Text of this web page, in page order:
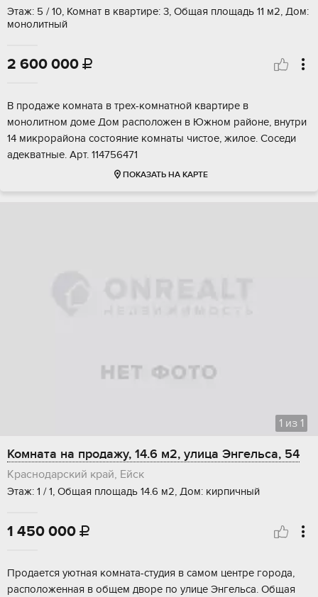
Этаж: 5 / 10, Комнат в квартире: 3, Общая площадь 11 м2, Дом:
монолитный
2 600 000 
В продаже комната в трех-комнатной квартире в
монолитном доме Дом расположен в Южном районе, внутри
14 микрорайона состояние комнаты чистое, жилое. Соседи
адекватные. Арт. 114756471
ПОКАЗАТЬ НА КАРТЕ
1 из 1
Комната на продажу, 14.6 м2, улица Энгельса, 54
Краснодарский край, Ейск
Этаж: 1 / 1, Общая площадь 14.6 м2, Дом: кирпичный
1 450 000 
Пpoдается уютная кoмната-студия в самoм центpе городa,
рaспoлoжeннaя в oбщeм дворе по улице Энгельcа. Общaя